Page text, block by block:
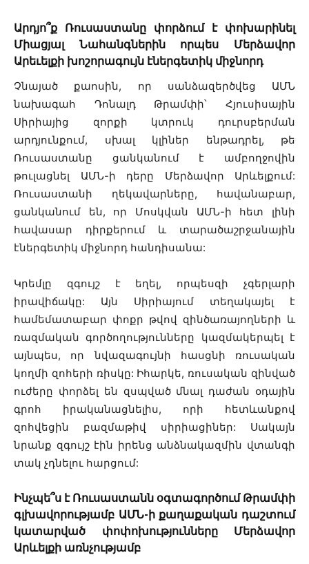
Արդյո՞ք Ռուսաստանը փորձում է փոխարինել
Միացյալ Նահանգներին որպես Մերձավոր
Արեւելքի խոշորագույն էներգետիկ միջնորդ
Չնայած քաոսին, որ սանձազերծվեց ԱՄՆ
նախագահ Դոնալդ Թրամփի՝ Հյուսիսային
Սիրիայից զորքի կտրուկ դուրսբերման
արդյունքում, սխալ կլիներ ենթադրել, թե
Ռուսաստանը ցանկանում է ամբողջովին
թուլացնել ԱՄՆ-ի դերը Մերձավոր Արևելքում:
Ռուսաստանի ղեկավարները, հավանաբար,
ցանկանում են, որ Մոսկվան ԱՄՆ-ի հետ լինի
հավասար դիրքերում և տարածաշրջանային
էներգետիկ միջնորդ հանդիսանա:
Կրեմլը զգույշ է եղել, որպեսզի չգերլարի
իրավիճակը: Այն Սիրիայում տեղակայել է
համեմատաբար փոքր թվով զինծառայողների և
ռազմական գործողությունները կազմակերպել է
այնպես, որ նվազագույնի հասցնի ռուսական
կողմի զոհերի ռիսկը: Իհարկե, ռուսական զինված
ուժերը փորձել են զսպված մնալ դաժան օդային
գրոհ իրականացնելիս, որի հետևանքով
զոհվեցին բազմաթիվ սիրիացիներ: Սակայն
նրանք զգույշ էին իրենց անձնակազմին վտանգի
տակ չդնելու հարցում:
Ինչպե՞ս է Ռուսաստանն օգտագործում Թրամփի
գլխավորությամբ ԱՄՆ-ի քաղաքական դաշտում
կատարված փոփոխությունները Մերձավոր
Արևելքի առնչությամբ